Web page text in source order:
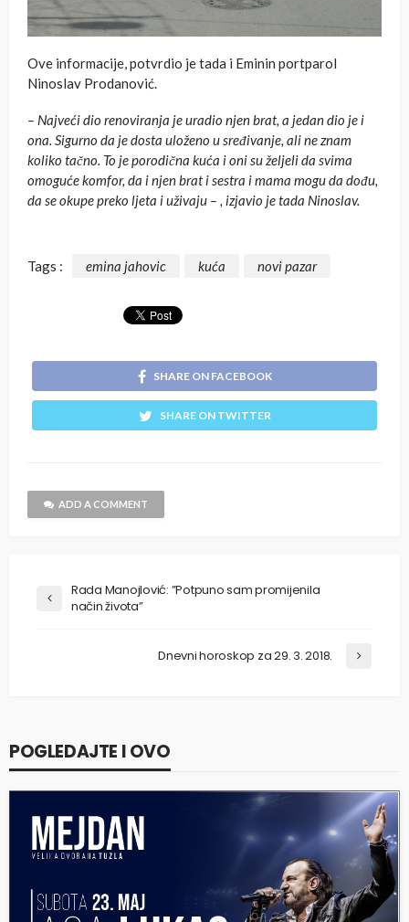
Ove informacije, potvrdio je tada i Eminin portparol
Ninoslav Prodanović.
– Najveći dio renoviranja je uradio njen brat, a jedan dio je i
ona. Sigurno da je dosta uloženo u sređivanje, ali ne znam
koliko tačno. To je porodična kuća i oni su željeli da svima
omoguće komfor, da i njen brat i sestra i mama mogu da dođu,
da se okupe preko ljeta i uživaju – , izjavio je tada Ninoslav.
Tags : emina jahovic kuća novi pazar
SHARE ON FACEBOOK
SHARE ON TWITTER
ADD A COMMENT
Rada Manojlović: ”Potpuno sam promijenila
način života”
Dnevni horoskop za 29. 3. 2018.
POGLEDAJTE I OVO